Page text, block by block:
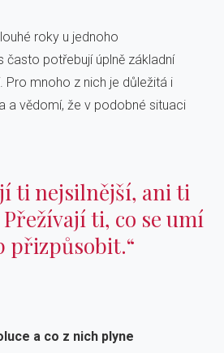
roky u jednoho
často potřebují úplně základní
Pro mnoho z nich je důležitá i
a vědomí, že v podobné situaci
ti nejsilnější, ani ti
ti, co se umí
přizpůsobit.“
a co z nich plyne